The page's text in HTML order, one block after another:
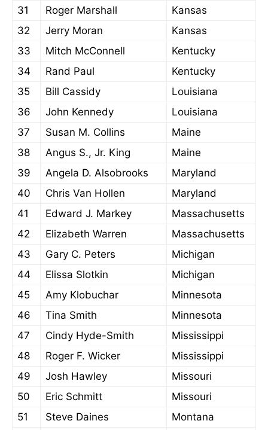
31 Roger Marshall
Kansas
32
Jerry Moran
Kansas
33
Mitch McConnell
Kentucky
34
Rand Paul
Kentucky
35
Bill Cassidy
Louisiana
36
John Kennedy
Louisiana
37
Susan M. Collins
Maine
38
Angus S., Jr. King
Maine
39
Angela D. Alsobrooks
Maryland
40
Chris Van Hollen
Maryland
41
Edward J. Markey
Massachusetts
42
Elizabeth Warren
Massachusetts
43
Gary C. Peters
Michigan
44
Elissa Slotkin
Michigan
45
Amy Klobuchar
Minnesota
46
Tina Smith
Minnesota
47
Cindy Hyde-Smith
Mississippi
48
Roger F. Wicker
Mississippi
49
Josh Hawley
Missouri
50
Eric Schmitt
Missouri
51
Steve Daines
Montana